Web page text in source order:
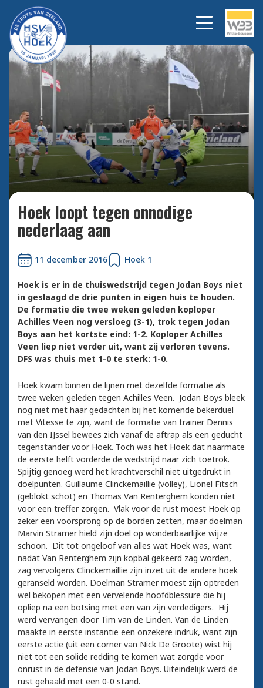
Hoek loopt tegen onnodige
nederlaag aan.
Bekijk alle
foto's
Hoek loopt tegen onnodige
nederlaag aan
11 december 2016 Hoek 1
Hoek is er in de thuiswedstrijd tegen Jodan Boys niet
in geslaagd de drie punten in eigen huis te houden.
De formatie die twee weken geleden koploper
Achilles Veen nog versloeg (3-1), trok tegen Jodan
Boys aan het kortste eind: 1-2. Koploper Achilles
Veen liep niet verder uit, want zij verloren tevens.
DFS was thuis met 1-0 te sterk: 1-0.
Hoek kwam binnen de lijnen met dezelfde formatie als
twee weken geleden tegen Achilles Veen. Jodan Boys bleek
nog niet met haar gedachten bij het komende bekerduel
met Vitesse te zijn, want de formatie van trainer Dennis
van den IJssel bewees zich vanaf de aftrap als een geducht
tegenstander voor Hoek. Toch was het Hoek dat naarmate
de eerste helft vorderde de wedstrijd naar zich toetrok.
Spijtig genoeg werd het krachtverschil niet uitgedrukt in
doelpunten. Guillaume Clinckemaillie (volley), Lionel Fitsch
(geblokt schot) en Thomas Van Renterghem konden niet
voor een treffer zorgen. Vlak voor de rust moest Hoek op
zeker een voorsprong op de borden zetten, maar doelman
Marvin Stramer hield zijn doel op wonderbaarlijke wijze
schoon. Dit tot ongeloof van alles wat Hoek was, want
nadat Van Renterghem zijn kopbal gekeerd zag worden,
zag vervolgens Clinckemaillie zijn inzet uit de andere hoek
geranseld worden. Doelman Stramer moest zijn optreden
wel bekopen met een vervelende hoofdblessure die hij
opliep na een botsing met een van zijn verdedigers. Hij
werd vervangen door Tim van de Linden. Van de Linden
maakte in eerste instantie een onzekere indruk, want zijn
eerste actie (uit een corner van Nick De Groote) wist hij
niet tot een solide redding te komen wat zorgde voor
onrust in de defensie van Jodan Boys. Uiteindelijk werd de
rust gehaald met een 0-0 stand.